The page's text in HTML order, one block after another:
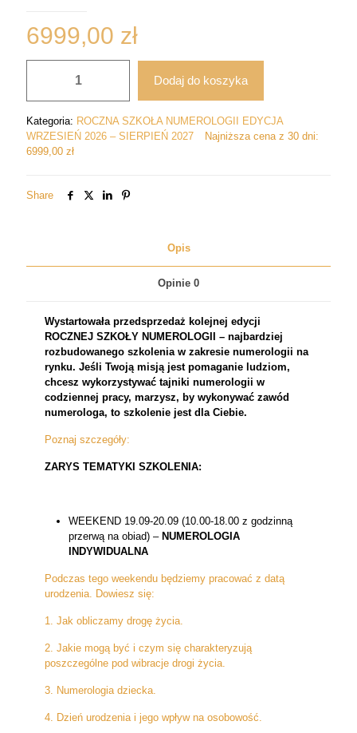
6999,00 zł
PŁATNOŚĆ
JEDNORAZOWA
Dodaj do koszyka
Kategoria: ROCZNA SZKOŁA NUMEROLOGII EDYCJA
WRZESIEŃ 2026 – SIERPIEŃ 2027
Najniższa cena z 30 dni:
6999,00 zł
Share
Opis
Opinie 0
Wystartowała przedsprzedaż kolejnej edycji
ROCZNEJ SZKOŁY NUMEROLOGII – najbardziej
rozbudowanego szkolenia w zakresie numerologii na
rynku. Jeśli Twoją misją jest pomaganie ludziom,
chcesz wykorzystywać tajniki numerologii w
codziennej pracy, marzysz, by wykonywać zawód
numerologa, to szkolenie jest dla Ciebie.
Poznaj szczegóły:
ZARYS TEMATYKI SZKOLENIA:
WEEKEND 19.09-20.09 (10.00-18.00 z godzinną
przerwą na obiad) – NUMEROLOGIA
INDYWIDUALNA
Podczas tego weekendu będziemy pracować z datą
urodzenia. Dowiesz się:
1. Jak obliczamy drogę życia.
2. Jakie mogą być i czym się charakteryzują
poszczególne pod wibracje drogi życia.
3. Numerologia dziecka.
4. Dzień urodzenia i jego wpływ na osobowość.